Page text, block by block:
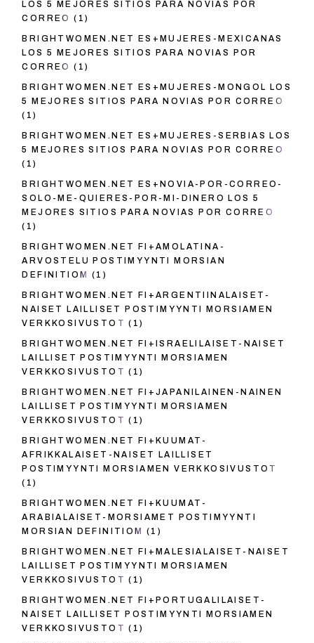
LOS 5 MEJORES SITIOS PARA NOVIAS POR
CORREO (1)
BRIGHTWOMEN.NET ES+MUJERES-MEXICANAS
LOS 5 MEJORES SITIOS PARA NOVIAS POR
CORREO (1)
BRIGHTWOMEN.NET ES+MUJERES-MONGOL LOS
5 MEJORES SITIOS PARA NOVIAS POR CORREO
(1)
BRIGHTWOMEN.NET ES+MUJERES-SERBIAS LOS
5 MEJORES SITIOS PARA NOVIAS POR CORREO
(1)
BRIGHTWOMEN.NET ES+NOVIA-POR-CORREO-
SOLO-ME-QUIERES-POR-MI-DINERO LOS 5
MEJORES SITIOS PARA NOVIAS POR CORREO
(1)
BRIGHTWOMEN.NET FI+AMOLATINA-
ARVOSTELU POSTIMYYNTI MORSIAN
DEFINITIOM
(1)
BRIGHTWOMEN.NET FI+ARGENTIINALAISET-
NAISET LAILLISET POSTIMYYNTI MORSIAMEN
VERKKOSIVUSTOT (1)
BRIGHTWOMEN.NET FI+ISRAELILAISET-NAISET
LAILLISET POSTIMYYNTI MORSIAMEN
VERKKOSIVUSTOT (1)
BRIGHTWOMEN.NET FI+JAPANILAINEN-NAINEN
LAILLISET POSTIMYYNTI MORSIAMEN
VERKKOSIVUSTOT (1)
BRIGHTWOMEN.NET FI+KUUMAT-
AFRIKKALAISET-NAISET LAILLISET
POSTIMYYNTI MORSIAMEN VERKKOSIVUSTOT
(1)
BRIGHTWOMEN.NET FI+KUUMAT-
ARABIALAISET-MORSIAMET POSTIMYYNTI
MORSIAN DEFINITIOM
(1)
BRIGHTWOMEN.NET FI+MALESIALAISET-NAISET
LAILLISET POSTIMYYNTI MORSIAMEN
VERKKOSIVUSTOT (1)
BRIGHTWOMEN.NET FI+PORTUGALILAISET-
NAISET LAILLISET POSTIMYYNTI MORSIAMEN
VERKKOSIVUSTOT (1)